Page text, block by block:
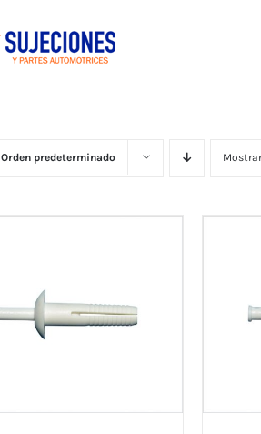
Orden predeterminado